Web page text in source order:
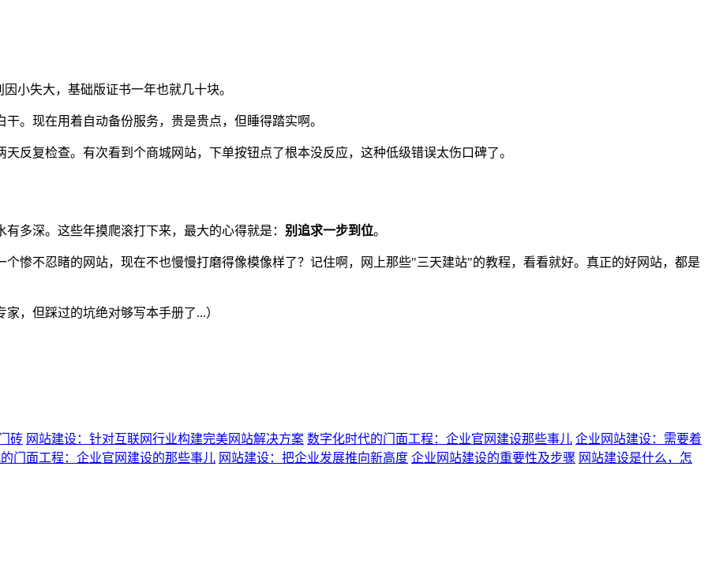
小失大，基础版证书一年也就几十块。
。现在用着自动备份服务，贵是贵点，但睡得踏实啊。
反复检查。有次看到个商城网站，下单按钮点了根本没反应，这种低级错误太伤口碑了。
多深。这些年摸爬滚打下来，最大的心得就是： 别追求一步到位。
惨不忍睹的网站，现在不也慢慢打磨得像模像样了？记住啊，网上那些"三天建站"的教程，看看就好。真正的好网站，都是
，但踩过的坑绝对够写本手册了...）
砖 网站建设：针对互联网行业构建完美网站解决方案 数字化时代的门面工程：企业官网建设那些事儿 企业网站建设：需要着
门面工程：企业官网建设的那些事儿 网站建设：把企业发展推向新高度 企业网站建设的重要性及步骤 网站建设是什么，怎